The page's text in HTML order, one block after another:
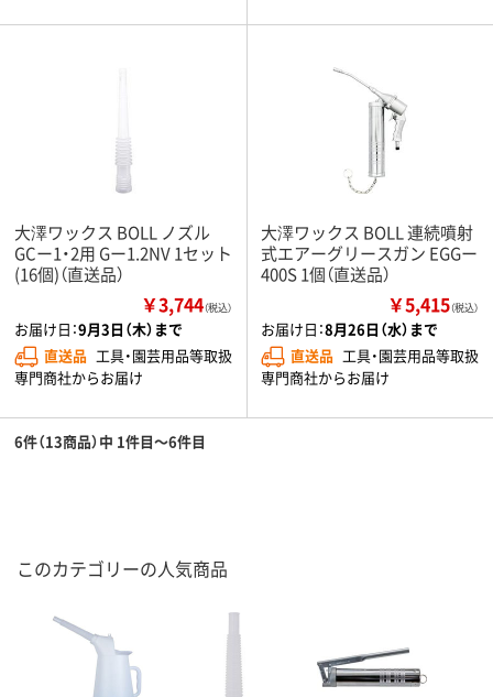
大澤ワックス BOLL ノズル
GCー1・2用 Gー1.2NV 1セット
(16個)（直送品）
￥3,744（税込）
お届け日：9月3日（木）まで
直送品 工具・園芸用品等取扱
専門商社からお届け
大澤ワックス BOLL 連続噴射
式エアーグリースガン EGGー
400S 1個（直送品）
￥5,415（税込）
お届け日：8月26日（水）まで
直送品 工具・園芸用品等取扱
専門商社からお届け
6件（13商品）中 1件目～6件目
このカテゴリーの人気商品